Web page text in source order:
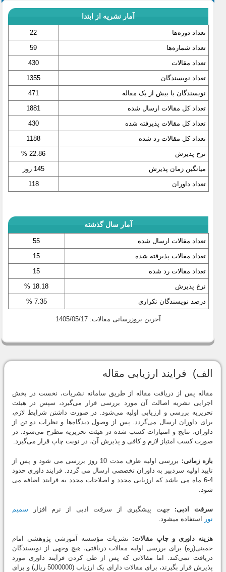
آمار نشریه از ابتدا
تعداد دوره‌ها
22
تعداد شماره‌ها
59
تعداد مقالات
430
تعداد نویسندگان
1355
نویسندگان با بیش از یک مقاله
471
تعداد کل مقالات ارسال شده
1881
تعداد کل مقالات پذیرفته شده
430
تعداد کل مقالات رد شده
1188
نرخ پذیرش
22.86 %
میانگین زمان پذیرش
145 روز
تعداد داوران
118
آمار سال گذشته
تعداد مقالات ارسال شده
55
تعداد مقالات پذیرفته شده
15
تعداد مقالات رد شده
15
نرخ پذیرش
18.18 %
درصد نویسندگان تکراری
7.35 %
آخرین بروزرسانی مقالات: 1405/05/17
الف) فرایند ارزیابی مقاله
مقاله پس از دریافت مقاله از طریق سامانه نشریات، نخست در بخش
اجرایی نشریه اصالت آن مورد بررسی قرار می‌گیرد، سپس در هیئت
تحریریه بررسی و ارزیابی اولیه می‌شود. در صورت داشتن شرایط لازم،
برای داوران ارسال می‌گردد. پس از وصول دیدگاه‌ها و نظرات دو تن از
داوران، نتایج و امتیازات کسب شده در هیئت تحریریه مطرح می‌شود. در
صورت کسب امتیاز لازم و کافی و پذیرش آن، در نوبت چاپ قرار می‌گیرد.
بازه زمانی:
بررسی اولیه ظرف مدت 10 روز بررسی می شود و پس از
تایید اولیه سردبیر به داوران تخصصی ارسال می گردد. فرایند داوری حدود
4-6 ماه می باشد که ارزیابی مجدد و اصلاحات مجدد به فرایند اضافه می
شود.
سرقت ادبی: جهت پیشگیری از سرقت ادبی از نرم افزار
سمیم
نور
استفاده میشود.
هزینه داوری و چاپ مقالات: نشریات مؤسسه آموزشی پژوهشی امام
خمینی(ره) برای بررسی اولیه مقالات دریافتی، هیچ وجهی از نویسندگان
دریافت نمی‌کند. اما مقالاتی که پس از طی کردن فرآیند داوری مورد
پذیرش قرار بگیرند، برای مقالات دارای یک ارزیاب (5000000 ریال) و برای